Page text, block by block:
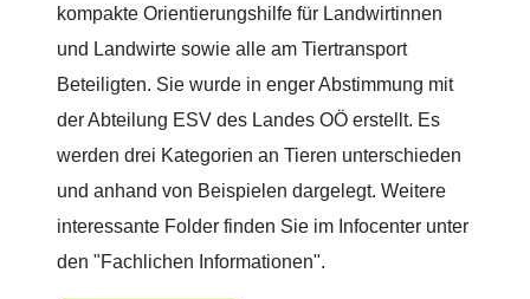
kompakte Orientierungshilfe für Landwirtinnen
und Landwirte sowie alle am Tiertransport
Beteiligten. Sie wurde in enger Abstimmung mit
der Abteilung ESV des Landes OÖ erstellt. Es
werden drei Kategorien an Tieren unterschieden
und anhand von Beispielen dargelegt. Weitere
interessante Folder finden Sie im Infocenter unter
den "Fachlichen Informationen".